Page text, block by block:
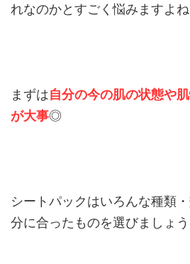
れなのかとすごく悩みますよね
まずは自分の今の肌の状態や
が大事◎
シートパックはいろんな種類
分に合ったものを選びましょう